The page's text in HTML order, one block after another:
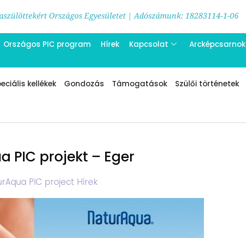
Országos Egyesületet | Adószámunk: 18283114-1-06
Országos PIC program Hírek Kapcsolat Arcképcsarnok
kellékek Gondozás Támogatások Szülői történetek
PIC projekt – Eger
PIC project Hírek